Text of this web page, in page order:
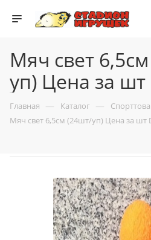
Мяч свет
уп) Цена за шт
Главная — Каталог —
Мяч свет 6,5см (24шт/уп) Цена за шт